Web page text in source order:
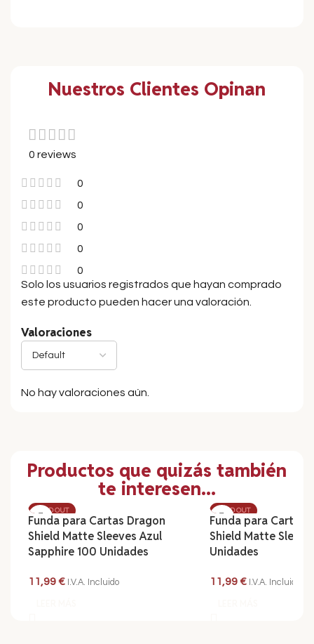
Nuestros Clientes Opinan
0 reviews
0
0
0
0
0
Valoraciones
No hay valoraciones aún.
Solo los usuarios registrados que hayan comprado
este producto pueden hacer una valoración.
Productos que quizás también
te interesen...
SOLD OUT
Funda para Cartas Dragon
Shield Matte Sleeves Azul
Sapphire 100 Unidades
11,99€ I.V.A. Incluido
SOLD OUT
Funda para Cartas
Shield Matte
Unidades
11,99€ I.V.A. Incluido